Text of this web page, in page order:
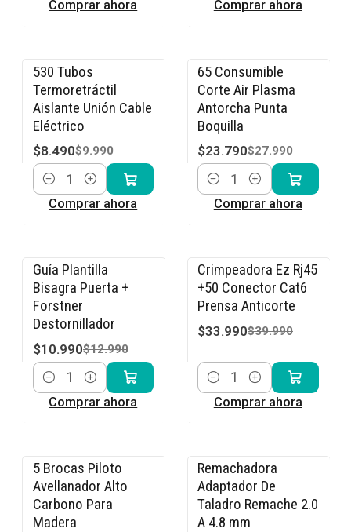
Comprar ahora Comprar ahora
-15% OFF
530 Tubos
Termoretráctil
Aislante Unión Cable
Eléctrico
$8.490$9.990
Cantidad
Comprar ahora
-15% OFF
65 Consumible
Corte Air Plasma
Antorcha Punta
Boquilla
$23.790$27.990
Cantidad
Comprar ahora
-15% OFF
Guía Plantilla
Bisagra Puerta +
Forstner
Destornillador
$10.990$12.990
Cantidad
Comprar ahora
-15% OFF
Crimpeadora Ez Rj45
+50 Conector Cat6
Prensa Anticorte
$33.990$39.990
Cantidad
Comprar ahora
-15% OFF
5 Brocas Piloto
Avellanador Alto
Carbono Para
Madera
-15% OFF
Remachadora
Adaptador De
Taladro Remache 2.0
A 4.8 mm